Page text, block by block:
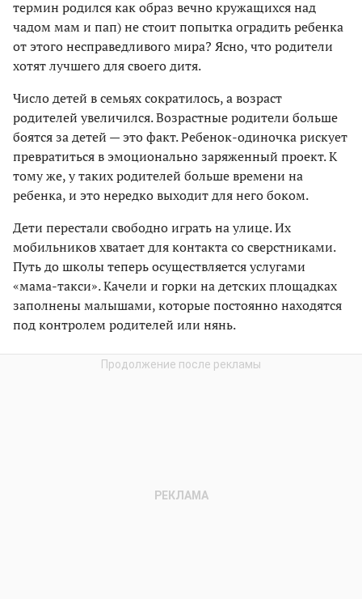
термин родился как образ вечно кружащихся над
чадом мам и пап) не стоит попытка оградить ребенка
от этого несправедливого мира? Ясно, что родители
хотят лучшего для своего дитя.
Число детей в семьях сократилось, а возраст
родителей увеличился. Возрастные родители больше
боятся за детей — это факт. Ребенок-одиночка рискует
превратиться в эмоционально заряженный проект. К
тому же, у таких родителей больше времени на
ребенка, и это нередко выходит для него боком.
Дети перестали свободно играть на улице. Их
мобильников хватает для контакта со сверстниками.
Путь до школы теперь осуществляется услугами
«мама-такси». Качели и горки на детских площадках
заполнены малышами, которые постоянно находятся
под контролем родителей или нянь.